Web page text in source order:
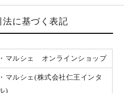
法に基づく表記
マルシェ オンラインショップ
マルシェ(株式会社仁王インタ
)